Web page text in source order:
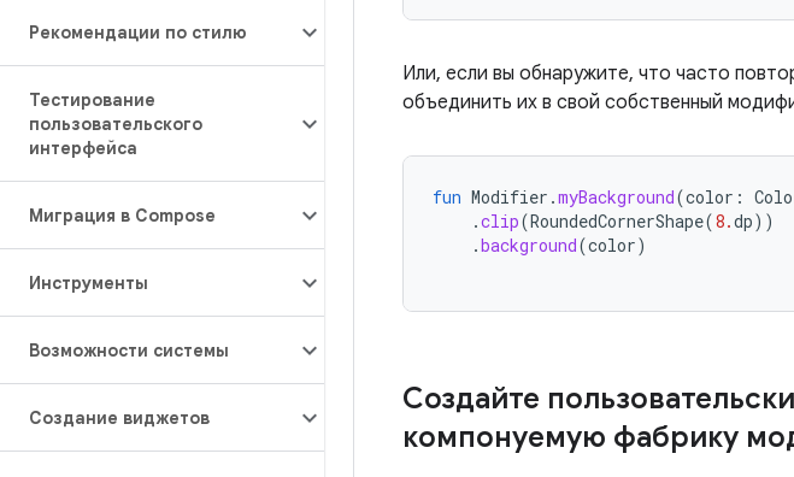
Рекомендации по стилю
Тестирование
пользовательского
интерфейса
Миграция в Compose
Инструменты
Возможности системы
Создание виджетов
Или, если вы обнаружите, что часто
объединить их в свой собственный
fun Modifier .myBackground(color :
.clip(RoundedCornerShape(8.dp))
.background(color)
Создайте
компонуемую фабрику